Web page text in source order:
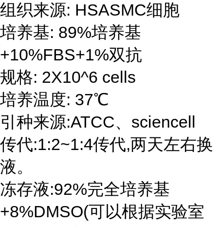
组织来源: HSASMC细胞
培养基: 89%培养基
+10%FBS+1%双抗
规格: 2X10^6 cells
培养温度: 37℃
引种来源:ATCC、sciencell
传代:1:2~1:4传代,两天左右换
液。
冻存液:92%完全培养基
+8%DMSO(可以根据实验室